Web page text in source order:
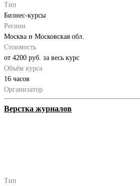
Тип
Бизнес-курсы
Регион
Москва и Московская обл.
Стоимость
от 4200 руб. за весь курс
Объём курса
16 часов
Организатор
Верстка журналов
Тип